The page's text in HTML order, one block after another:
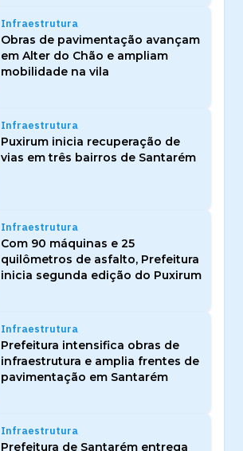
Infraestrutura
Obras de pavimentação avançam
em Alter do Chão e ampliam
mobilidade na vila
Infraestrutura
Puxirum inicia recuperação de
vias em três bairros de Santarém
Infraestrutura
Com 90 máquinas e 25
quilômetros de asfalto, Prefeitura
inicia segunda edição do Puxirum
Infraestrutura
Prefeitura intensifica obras de
infraestrutura e amplia frentes de
pavimentação em Santarém
Infraestrutura
Prefeitura de Santarém entrega